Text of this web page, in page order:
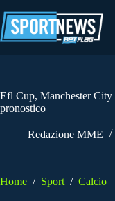
al
contenuto
Efl Cup, Manchester
pronostico
Redazione MME
Home / Sport / Calcio